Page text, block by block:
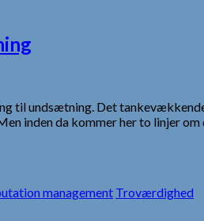
til undsætning. Det
inden da kommer her to linjer
management Troværdighed